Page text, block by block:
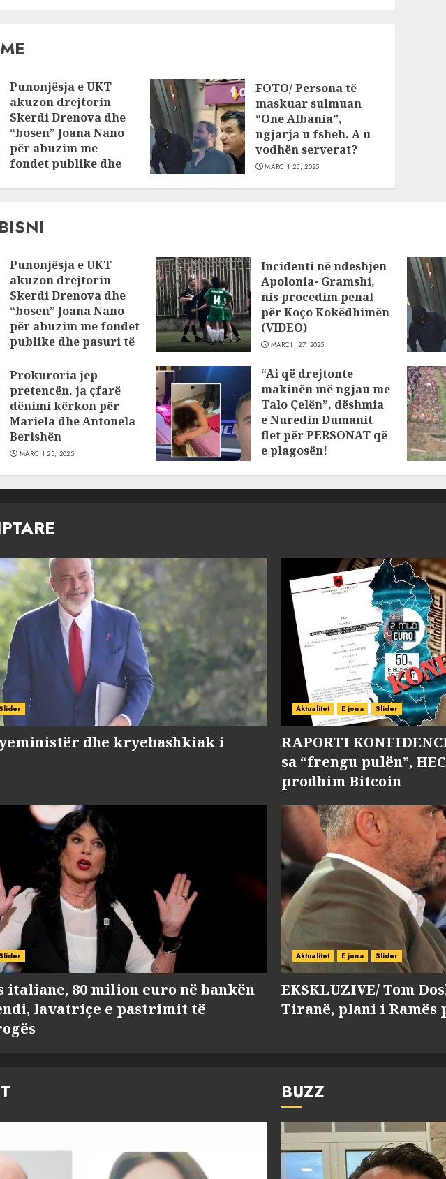
Punonjësja e UKT
akuzon drejtorin
Skerdi Drenova dhe
“bosen” Joana Nano
për abuzim me
fondet publike dhe
FOTO/ Persona të
maskuar sulmuan
“One Albania”,
ngjarja u fsheh. A u
vodhën serverat?
MARCH 25, 2025
Punonjësja e UKT
akuzon drejtorin
Skerdi Drenova dhe
“bosen” Joana Nano
për abuzim me fondet
publike dhe pasuri të
JULY 24, 2025
Incidenti në ndeshjen
Apolonia- Gramshi,
nis procedim penal
për Koço Kokëdhimën
(VIDEO)
MARCH 27, 2025
Prokuroria jep
pretencën, ja çfarë
dënimi kërkon për
Mariela dhe Antonela
Berishën
MARCH 25, 2025
“Ai që drejtonte
makinën më ngjau me
Talo Çelën”, dëshmia
e Nuredin Dumanit
flet për PERSONAT që
e plagosën!
dhe kryebashkiak i
Aktualitet E jona Slider
RAPORTI
sa “frengu pulën”,
prodhim Bitcoin
italiane, 80 milion euro në bankën
lavatriçe e pastrimit të
Aktualitet E jona Slider
EKSKLUZIVE/ Tom
Tiranë, plani i
BUZZ